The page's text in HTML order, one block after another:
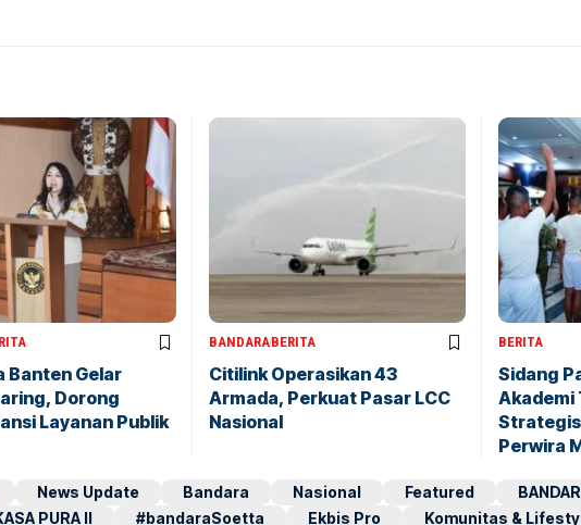
Banten Gelar
Dorong
Layanan Publik
BANDARABERITA
Citilink Operasikan 43
Armada, Perkuat Pasar LCC
Nasional
BERITA
Sidang
Akademi
Perwira
News Update Bandara Nasional Featured
PURA II #bandaraSoetta Ekbis Pro Komunitas &